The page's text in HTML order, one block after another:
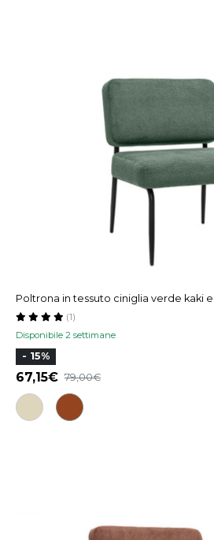
Poltrona in tessuto ciniglia verde kaki
Disponibile 2 settimane
(1)
- 15%
67,15 79,00